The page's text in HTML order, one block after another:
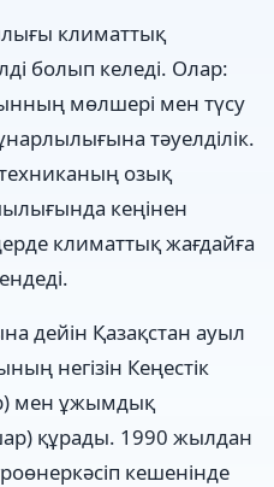
климаттық
болып келеді. Олар:
мөлшері мен түсу
тəуелділік.
озық
кеңінен
климаттық жағдайға
дейін Қазақстан ауыл
негізін Кеңестік
мен ұжымдық
құрады. 1990 жылдан
кешенінде